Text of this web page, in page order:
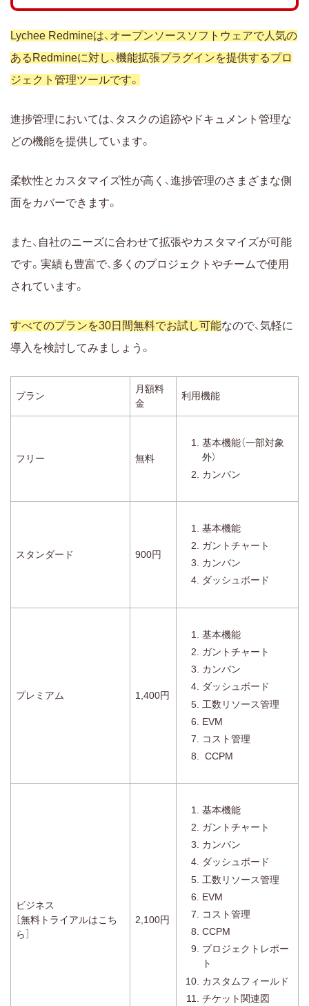
Lychee Redmineは、オープンソースソフトウェアで人気の
あるRedmineに対し、機能拡張プラグインを提供するプロ
ジェクト管理ツールです。
進捗管理においては、タスクの追跡やドキュメント管理な
どの機能を提供しています。
柔軟性とカスタマイズ性が高く、進捗管理のさまざまな側
面をカバーできます。
また、自社のニーズに合わせて拡張やカスタマイズが可能
です。実績も豊富で、多くのプロジェクトやチームで使用
されています。
すべてのプランを30日間無料でお試し可能なので、気軽に
導入を検討してみましょう。
プラン
月額料
金
利用機能
フリー 無料
基本機能（一部対象
外）
カンバン
スタンダード 900円
基本機能
ガントチャート
カンバン
ダッシュボード
プレミアム 1,400円
基本機能
ガントチャート
カンバン
ダッシュボード
工数リソース管理
EVM
コスト管理
CCPM
ビジネス
［無料トライアルはこち
ら］
2,100円
基本機能
ガントチャート
カンバン
ダッシュボード
工数リソース管理
EVM
コスト管理
CCPM
プロジェクトレポー
ト
カスタムフィールド
チケット関連図